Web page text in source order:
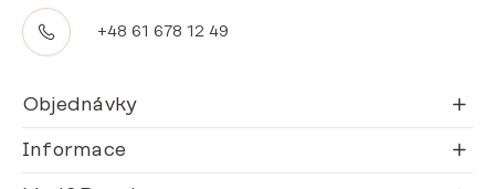
+48 61 678 12 49
Objednávky
Informace